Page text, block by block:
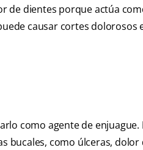
dientes porque actúa
causar cortes dolorosos
como agente de
bucales, como úlceras,